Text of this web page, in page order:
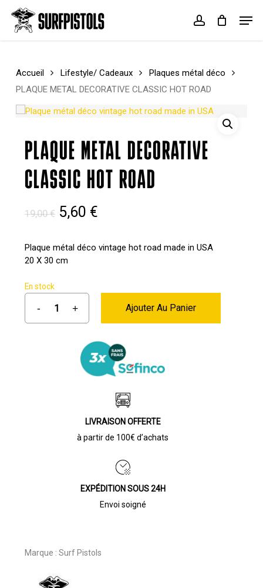
main
account
Cart Close
Accueil Lifestyle/ Cadeaux
Plaques métal déco
PLAQUE METAL DECORATIVE CLASSIC HOT ROAD
PLAQUE METAL DECORATIVE
CLASSIC HOT ROAD
19,00€ Le
initial
était :
5,60 €Le
actuel
Plaque métal déco vintage hot road made in USA
20 X 30 cm
En stock
Ajouter Au Panier
LIVRAISON OFFERTE
à partir de 100€ d’achats
EXPÉDITION SOUS 24H
Envoi soigné
Marque : Surf Pistols